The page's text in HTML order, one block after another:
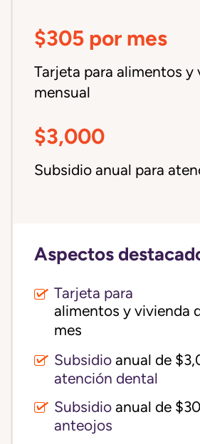
$305 por mes
Tarjeta para alimentos y
mensual
$3,000
Subsidio anual para
Aspectos
Tarjeta para
alimentos y vivienda
mes
Subsidio anual de
atención dental
Subsidio anual de
anteojos